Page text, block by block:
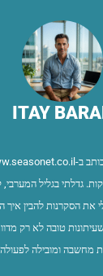
ITAY
גדלתי בגליל
את הסקרנות להבין איך
טובה לא רק
מחשבה ומובילה